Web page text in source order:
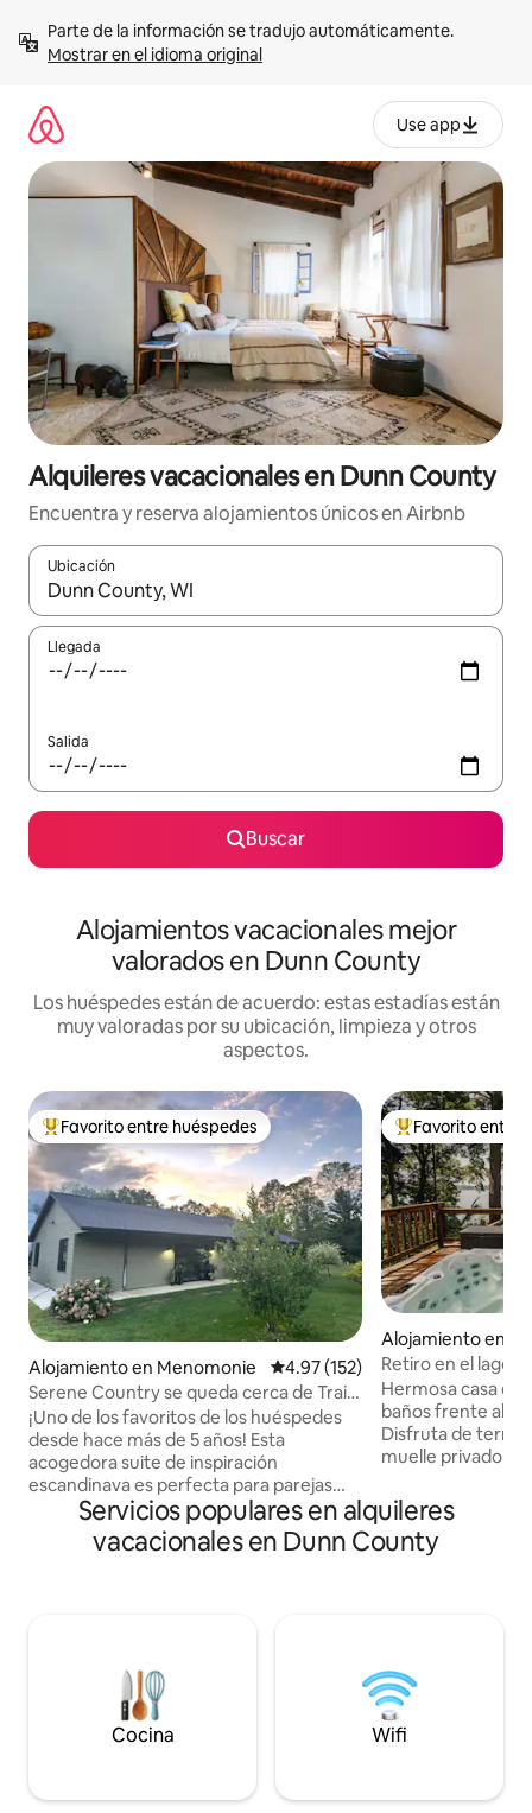
contenidoMostrar en el idioma original
Use app
Alquileres vacacionales en Dunn County
Encuentra y reserva alojamientos únicos en Airbnb
Ubicación
Cuando los resultados estén disponibles, navega con las
Llegada
Salida
Buscar
Alojamientos vacacionales mejor
valorados en Dunn County
Los huéspedes están de acuerdo: estas estadías están
muy valoradas por su ubicación, limpieza y otros
aspectos.
Favorito entre huéspedes preferido
Favorito entre huéspedes
Alojamiento en Menomonie Calificación promedio: 4.97 de
4.97 (152)
Serene Country se queda cerca de Trails
y a 6 millas de Stout
¡Uno de los favoritos de los huéspedes
desde hace más de 5 años! Esta
acogedora suite de inspiración
escandinava es perfecta para parejas
que buscan una escapada tranquila a la
naturaleza con todas las comodidades
modernas. Entrada privada 1/4 de
pájaros, senderos cercanos y noches
estrelladas. Observa aves desde el patio,
anda en bicicleta o esquía por el Red
Cedar Trail, o toma un pastel recién
y relajante: tu refugio te espera.
Favorito entre
Favorito entre
Alojamiento en
Retiro en el lago
Hermosa casa de
baños frente al
Disfruta de
muelle privado
interior cuenta
muebles
interiores, juegos
algas a mediados
puede estar
momento, pero la
Servicios populares en alquileres
vacacionales en Dunn County
Cocina Wifi